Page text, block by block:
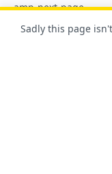
amp-next-page
amp-nexxtv-player
Sadly this page